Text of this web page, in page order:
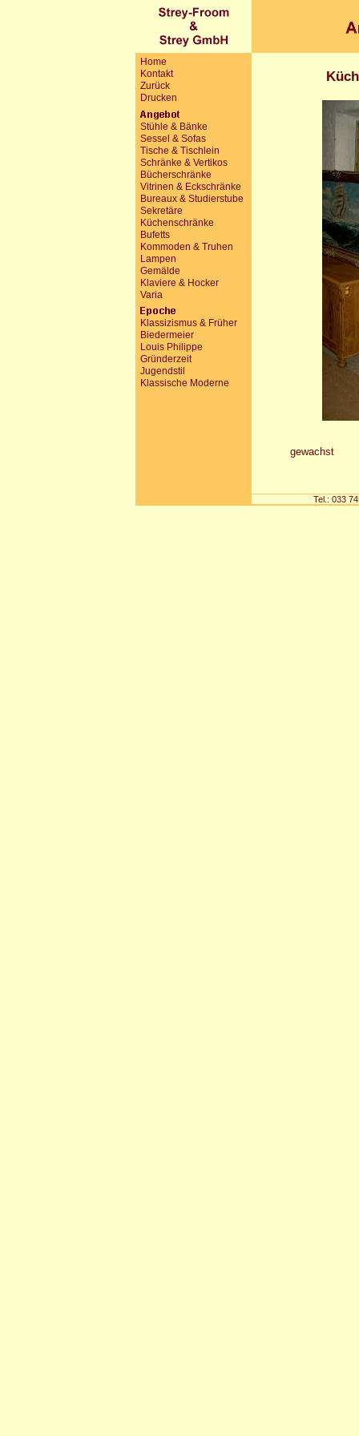
Home
Kontakt
Zurück
Drucken
Stühle & Bänke
Sessel & Sofas
Tische & Tischlein
Schränke & Vertikos
Bücherschränke
Vitrinen & Eckschränke
Bureaux & Studierstube
Sekretäre
Küchenschränke
Bufetts
Kommoden & Truhen
Lampen
Gemälde
Klaviere & Hocker
Varia
Klassizismus & Früher
Biedermeier
Louis Philippe
Gründerzeit
Jugendstil
Klassische Moderne
gewachst
Tel.: 033